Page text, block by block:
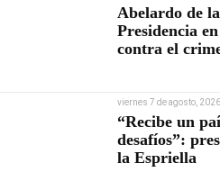
Abelardo de
Presidencia
contra el
viernes 7 de agosto, 2026
“Recibe un
desafíos”:
la Espriella